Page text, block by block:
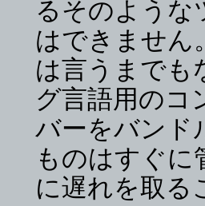
るそのような
はできません
は言うまでも
グ言語用のコ
バーをバンド
ものはすぐ
に遅れを取る